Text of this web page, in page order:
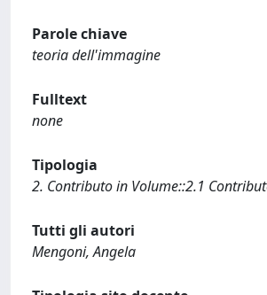
Parole chiave
teoria dell'immagine
Fulltext
none
Tipologia
2. Contributo in Volume::2.1
Tutti gli autori
Mengoni, Angela